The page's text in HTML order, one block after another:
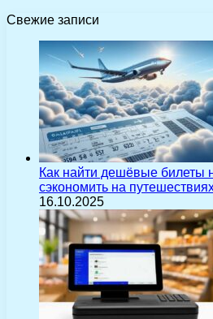
Свежие записи
Как найти дешёвые билеты
сэкономить на
16.10.2025